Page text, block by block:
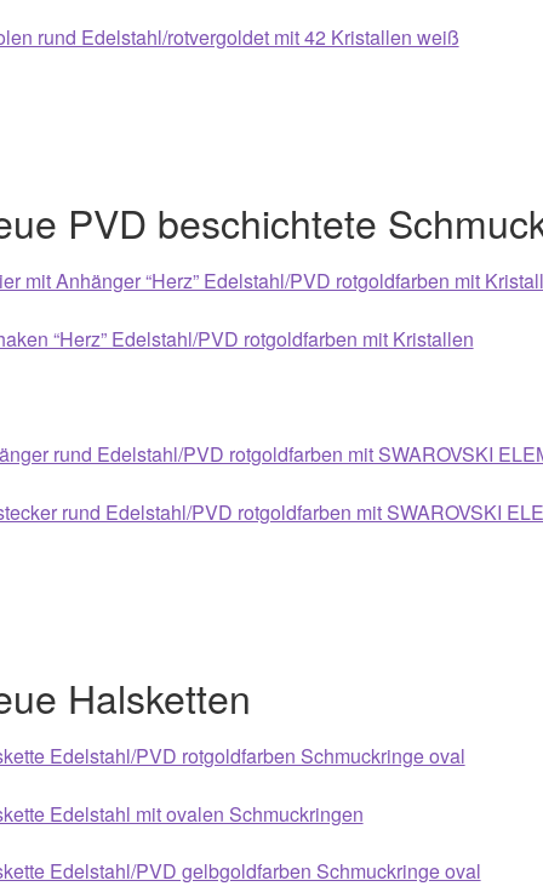
rund Edelstahl/rotvergoldet mit 42 Kristallen weiß
PVD beschichtete
mit Anhänger “Herz” Edelstahl/PVD rotgoldfarben mit
“Herz” Edelstahl/PVD rotgoldfarben mit Kristallen
rund Edelstahl/PVD rotgoldfarben mit SWAROVSKI
rund Edelstahl/PVD rotgoldfarben mit SWAROVSKI
Halsketten
Edelstahl/PVD rotgoldfarben Schmuckringe oval
Edelstahl mit ovalen Schmuckringen
Edelstahl/PVD gelbgoldfarben Schmuckringe oval